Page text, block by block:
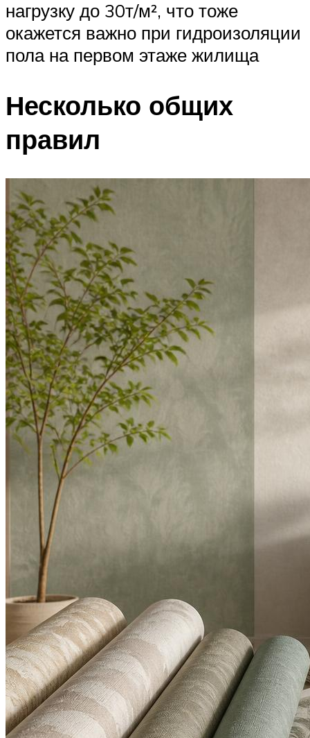
нагрузку до 30т/м², что тоже
окажется важно при гидроизоляции
пола на первом этаже жилища
Несколько общих
правил